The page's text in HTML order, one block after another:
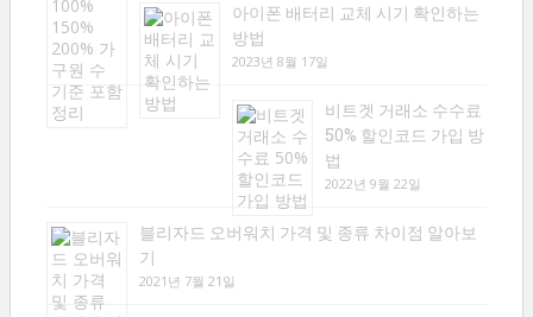
아이폰 배터리 교체 시기 확인하는
방법
2023년 8월 17일
비트겟 거래소 수수료
50% 할인코드 가입 방
법
2022년 9월 22일
블리자드 오버워치 가격 및 종류 차이점 알아보
기
2021년 7월 21일